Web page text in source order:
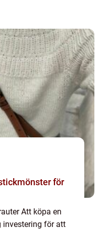
Att köpa en
investering för att